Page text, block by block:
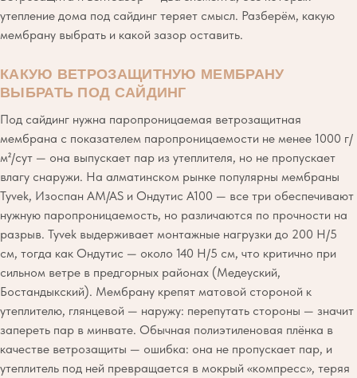
утепление дома под сайдинг теряет смысл. Разберём, какую
мембрану выбрать и какой зазор оставить.
КАКУЮ ВЕТРОЗАЩИТНУЮ МЕМБРАНУ
ВЫБРАТЬ ПОД САЙДИНГ
Под сайдинг нужна паропроницаемая ветрозащитная
мембрана с показателем паропроницаемости не менее 1000 г/
м²/сут — она выпускает пар из утеплителя, но не пропускает
влагу снаружи. На алматинском рынке популярны мембраны
Tyvek, Изоспан AM/AS и Ондутис А100 — все три обеспечивают
нужную паропроницаемость, но различаются по прочности на
разрыв. Tyvek выдерживает монтажные нагрузки до 200 Н/5
см, тогда как Ондутис — около 140 Н/5 см, что критично при
сильном ветре в предгорных районах (Медеуский,
Бостандыкский). Мембрану крепят матовой стороной к
утеплителю, глянцевой — наружу: перепутать стороны — значит
запереть пар в минвате. Обычная полиэтиленовая плёнка в
качестве ветрозащиты — ошибка: она не пропускает пар, и
утеплитель под ней превращается в мокрый «компресс», теряя